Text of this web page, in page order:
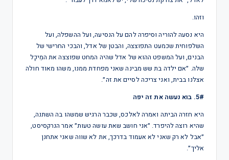
וזהו.
היא נסעה להוריה וסיפרה להם על הנסיעה, ועל ההשפלה, ועל
השלפוחית שכמעט התפוצצה, והבטן של אדל, והבכי החרישי של
הבנים, ועל המשפט ההוא של אדל שהיה המחט שפוצצה את המֵיכָל
שלה. ״אם ילדה בת שש מבינה שאני מפחדת ממנו, משהו מאוד חולה
אצלנו בבית, ואני צריכה לסיים את זה״.
5#. בוא נעשה את זה יפה
היא חזרה הביתה ואמרה לאלכס, שכבר הרגיש שמשהו בה השתנה,
שהיא רוצה להיפרד. ״אני חושב שאת עושה טעות״ אמר הנרקסיסט,
״אבל לא רק שאני לא אעמוד בדרכך, את לא שווה שאני אתחנן
אליך״.